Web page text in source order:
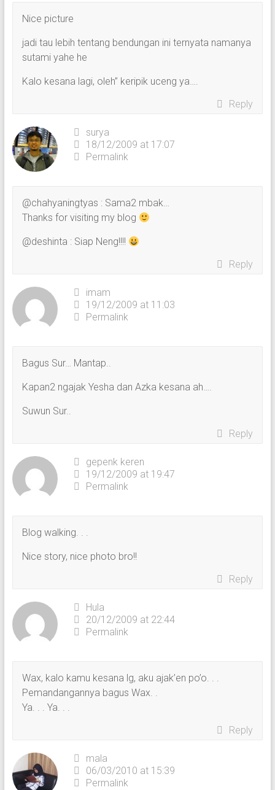
Nice picture
jadi tau lebih tentang bendungan ini ternyata namanya
sutami yahe he
Kalo kesana lagi, oleh” keripik uceng ya….
Reply
surya
18/12/2009 at 17:07
Permalink
@chahyaningtyas : Sama2 mbak…
Thanks for visiting my blog
@deshinta : Siap Neng!!!!
Reply
imam
19/12/2009 at 11:03
Permalink
Bagus Sur… Mantap..
Kapan2 ngajak Yesha dan Azka kesana ah….
Suwun Sur..
Reply
gepenk keren
19/12/2009 at 19:47
Permalink
Blog walking. . .
Nice story, nice photo bro!!
Reply
Hula
20/12/2009 at 22:44
Permalink
Wax, kalo kamu kesana lg, aku ajak’en po’o. . .
Pemandangannya bagus Wax. .
Ya. . . Ya. . .
Reply
mala
06/03/2010 at 15:39
Permalink